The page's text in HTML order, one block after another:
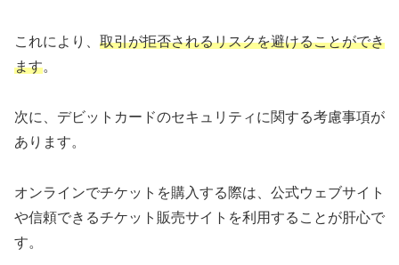
これにより、 取引が拒否されるリスクを避けることができ
ます。
次に、デビットカードのセキュリティに関する考慮事項が
あります。
オンラインでチケットを購入する際は、公式ウェブサイト
や信頼できるチケット販売サイトを利用することが肝心で
す。